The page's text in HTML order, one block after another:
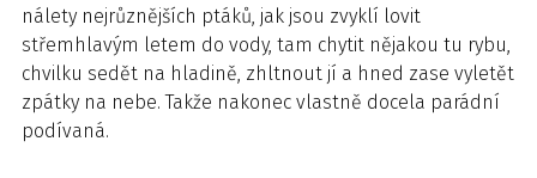
nálety nejrůznějších ptáků, jak jsou zvyklí lovit
střemhlavým letem do vody, tam chytit nějakou tu rybu,
chvilku sedět na hladině, zhltnout jí a hned zase vyletět
zpátky na nebe. Takže nakonec vlastně docela parádní
podívaná.